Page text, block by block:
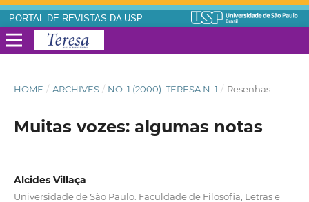
PORTAL DE REVISTAS DA USP
HOME / ARCHIVES / NO. 1 (2000): TERESA N. 1 / Resenhas
Muitas vozes: algumas notas
Alcides Villaça
Universidade de São Paulo. Faculdade de Filosofia, Letras e